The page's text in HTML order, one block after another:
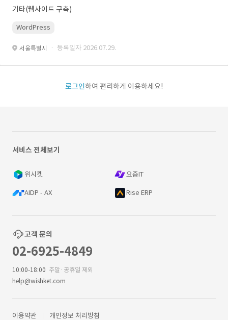
기타(웹사이트 구축)
WordPress
서울특별시 · 등록일자 2026.07.29.
로그인하여 편리하게 이용하세요!
서비스 전체보기
위시켓 요즘IT
AIDP - AX Rise ERP
고객 문의
02-6925-4849
10:00-18:00 주말·공휴일 제외
help@wishket.com
이용약관 개인정보 처리방침